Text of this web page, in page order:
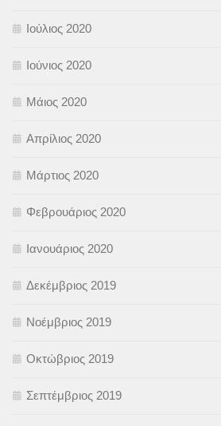
Ιούλιος 2020
Ιούνιος 2020
Μάιος 2020
Απρίλιος 2020
Μάρτιος 2020
Φεβρουάριος 2020
Ιανουάριος 2020
Δεκέμβριος 2019
Νοέμβριος 2019
Οκτώβριος 2019
Σεπτέμβριος 2019